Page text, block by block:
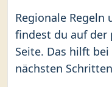
Regionale Regeln
findest du auf der
Seite. Das hilft
nächsten